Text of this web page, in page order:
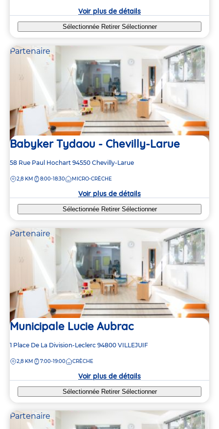
Voir plus de détails
Sélectionnée Retirer Sélectionner
Partenaire
Babyker Tydaou - Chevilly-Larue
Adresse
la
58 Rue Paul Hochart 94550 Chevilly-Larue
DISTANCE
2,8 KM 8:00-18:30 MICRO-CRÈCHE
Voir plus de détails
Sélectionnée Retirer Sélectionner
Partenaire
Municipale Lucie Aubrac
Adresse
la
1 Place De La Division-Leclerc 94800 VILLEJUIF
DISTANCE
2,8 KM 7:00-19:00 CRÈCHE
Voir plus de détails
Sélectionnée Retirer Sélectionner
Partenaire